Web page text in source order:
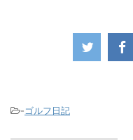
-ゴルフ日記